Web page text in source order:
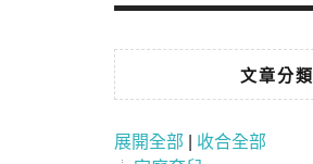
文章分類
展開全部
收合全部